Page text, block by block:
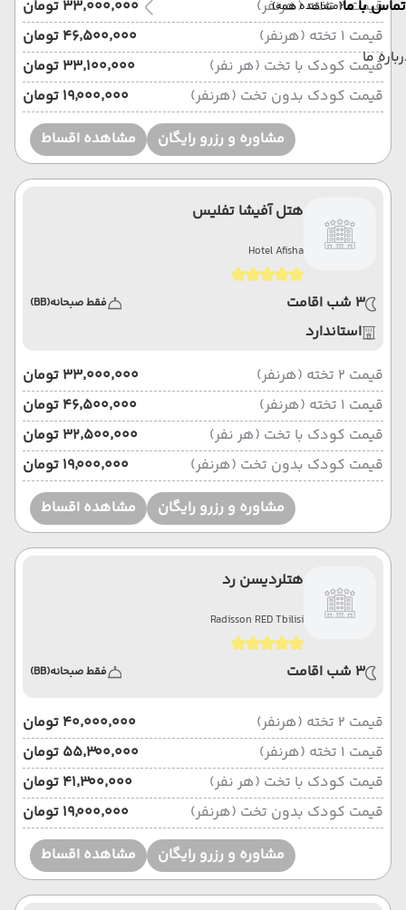
تماس با ما(مشاهده همه)
ما
قیمت 2 تخته (هرنفر)
۳۳٬۰۰۰٬۰۰۰ تومان
قیمت 1 تخته (هرنفر)
۴۶٬۵۰۰٬۰۰۰ تومان
قیمت کودک با تخت (هر نفر)
۳۳٬۱۰۰٬۰۰۰ تومان
قیمت کودک بدون تخت (هرنفر)
۱۹٬۰۰۰٬۰۰۰ تومان
مشاوره و رزرو رایگان
مشاهده اقساط
هتل آفیشا تفلیس
Hotel Afisha
3 شب اقامت فقط صبحانه(BB)
استاندارد
قیمت 2 تخته (هرنفر)
۳۳٬۰۰۰٬۰۰۰ تومان
قیمت 1 تخته (هرنفر)
۴۶٬۵۰۰٬۰۰۰ تومان
قیمت کودک با تخت (هر نفر)
۳۲٬۵۰۰٬۰۰۰ تومان
قیمت کودک بدون تخت (هرنفر)
۱۹٬۰۰۰٬۰۰۰ تومان
مشاوره و رزرو رایگان
مشاهده اقساط
هتلردیسن رد
Radisson RED Tbilisi
3 شب اقامت فقط صبحانه(BB)
قیمت 2 تخته (هرنفر)
۴۰٬۰۰۰٬۰۰۰ تومان
قیمت 1 تخته (هرنفر)
۵۵٬۳۰۰٬۰۰۰ تومان
قیمت کودک با تخت (هر نفر)
۴۱٬۳۰۰٬۰۰۰ تومان
قیمت کودک بدون تخت (هرنفر)
۱۹٬۰۰۰٬۰۰۰ تومان
مشاوره و رزرو رایگان
مشاهده اقساط